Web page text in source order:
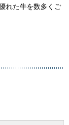
れた牛を数多くご